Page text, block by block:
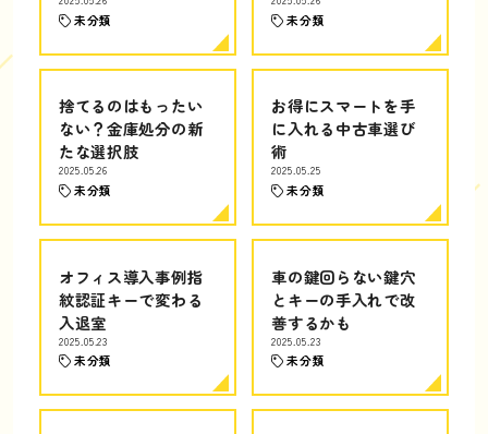
未分類 未分類
捨てるのはもったい
ない？金庫処分の新
たな選択肢
2025.05.26
未分類
お得にスマートを手
に入れる中古車選び
術
2025.05.25
未分類
オフィス導入事例指
紋認証キーで変わる
入退室
2025.05.23
未分類
車の鍵回らない鍵穴
とキーの手入れで改
善するかも
2025.05.23
未分類